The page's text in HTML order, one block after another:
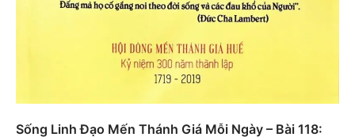
Sống Linh Đạo Mến Thánh Giá Mỗi Ngày – Bài 118: